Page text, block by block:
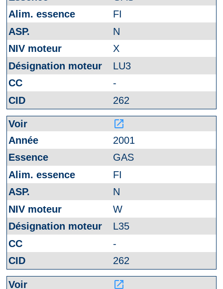
FI
N
X
LU3
-
262
launch
2001
GAS
FI
N
W
L35
-
262
launch